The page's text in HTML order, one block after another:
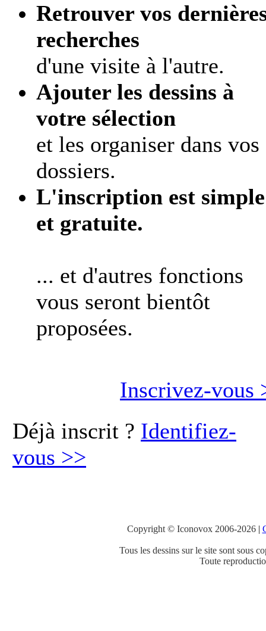
Retrouver vos
recherches
d'une visite à l'autre.
Ajouter les dessins à
votre sélection
et les organiser dans vos
dossiers.
L'inscription est simple
et gratuite.
... et d'autres fonctions
vous seront bientôt
proposées.
Inscrivez-vous
Déjà inscrit ? Identifiez-
vous >>
Copyright © Iconovox 2006-2026|
Tous les dessins sur le site sont sous
Toute